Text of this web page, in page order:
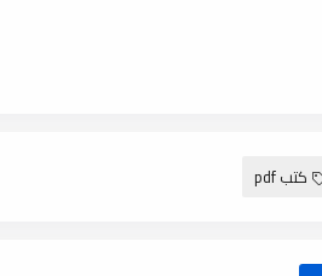
كتب pdf